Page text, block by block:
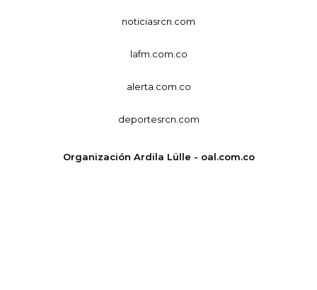
noticiasrcn.com
lafm.com.co
alerta.com.co
deportesrcn.com
Organización Ardila Lülle - oal.com.co